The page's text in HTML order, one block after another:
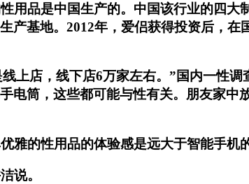
用品是中国生产的。中国该行业的四
基地。2012年，爱侣获得投资后，
上店，线下店6万家左右。”国内一性
电筒，这些都可能与性有关。朋友家
雅的性用品的体验感是远大于智能手机的
说。